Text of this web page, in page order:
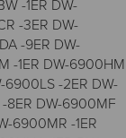
-1ER DW-
-3ER DW-
-9ER DW-
-1ER DW-6900HM
6900LS -2ER DW-
8ER DW-6900MF
6900MR -1ER